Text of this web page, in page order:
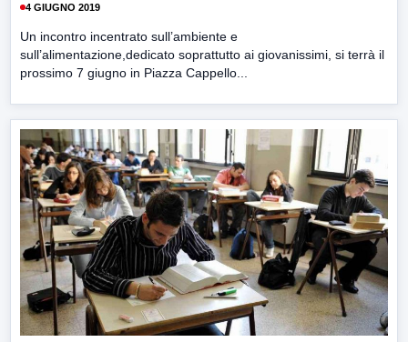
4 GIUGNO 2019
Un incontro incentrato sull’ambiente e
sull’alimentazione,dedicato soprattutto ai giovanissimi, si terrà il
prossimo 7 giugno in Piazza Cappello...